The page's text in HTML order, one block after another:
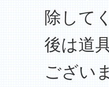
除して
後は道
ござい